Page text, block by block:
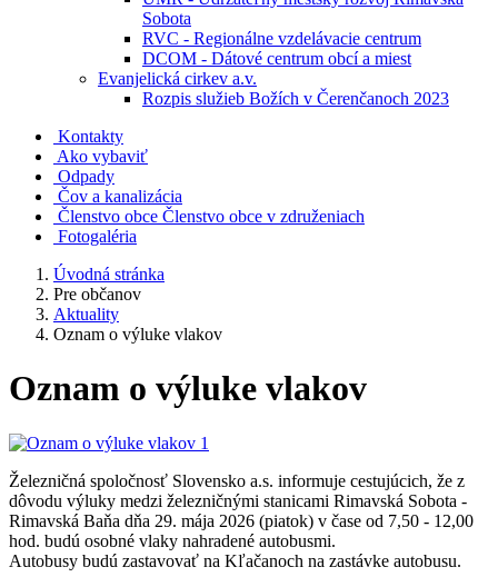
Sobota
RVC - Regionálne vzdelávacie centrum
DCOM - Dátové centrum obcí a miest
Evanjelická cirkev a.v.
Rozpis služieb Božích v Čerenčanoch 2023
Kontakty
Ako vybaviť
Odpady
Čov a kanalizácia
Členstvo obce Členstvo obce v združeniach
Fotogaléria
Úvodná stránka
Pre občanov
Aktuality
Oznam o výluke vlakov
Oznam o výluke vlakov
Železničná spoločnosť Slovensko a.s. informuje cestujúcich, že z
dôvodu výluky medzi železničnými stanicami Rimavská Sobota -
Rimavská Baňa dňa 29. mája 2026 (piatok) v čase od 7,50 - 12,00
hod. budú osobné vlaky nahradené autobusmi.
Autobusy budú zastavovať na Kľačanoch na zastávke autobusu.